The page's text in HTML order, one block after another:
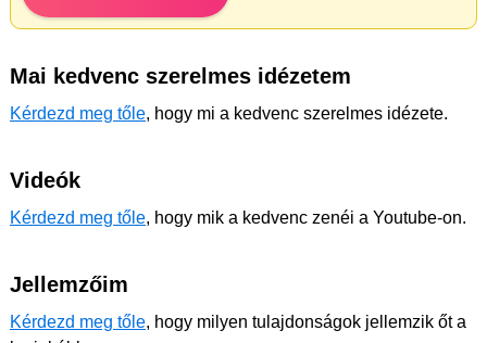
Mai kedvenc szerelmes idézetem
Kérdezd meg tőle, hogy mi a kedvenc szerelmes idézete.
Videók
Kérdezd meg tőle, hogy mik a kedvenc zenéi a Youtube-on.
Jellemzőim
Kérdezd meg tőle, hogy milyen tulajdonságok jellemzik őt a